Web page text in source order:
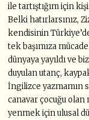
ile tartıştığım için
Belki hatırlarsınız,
kendisinin
tek başımıza
dünyaya yayıldı ve
duyulan utanç,
İngilizce yazmamın
canavar çocuğu olan
yenmek için ulusal